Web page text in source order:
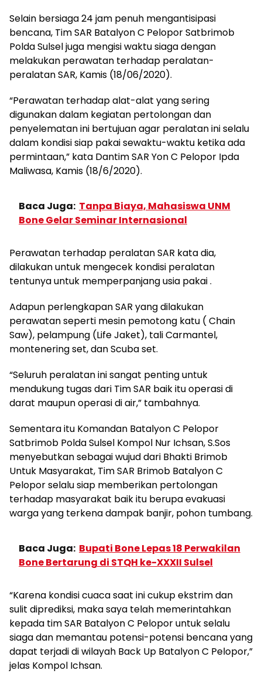
Selain bersiaga 24 jam penuh mengantisipasi
bencana, Tim SAR Batalyon C Pelopor Satbrimob
Polda Sulsel juga mengisi waktu siaga dengan
melakukan perawatan terhadap peralatan-
peralatan SAR, Kamis (18/06/2020).
“Perawatan terhadap alat-alat yang sering
digunakan dalam kegiatan pertolongan dan
penyelematan ini bertujuan agar peralatan ini selalu
dalam kondisi siap pakai sewaktu-waktu ketika ada
permintaan,” kata Dantim SAR Yon C Pelopor Ipda
Maliwasa, Kamis (18/6/2020).
Baca Juga: Tanpa Biaya, Mahasiswa UNM
Bone Gelar Seminar Internasional
Perawatan terhadap peralatan SAR kata dia,
dilakukan untuk mengecek kondisi peralatan
tentunya untuk memperpanjang usia pakai .
Adapun perlengkapan SAR yang dilakukan
perawatan seperti mesin pemotong katu ( Chain
Saw), pelampung (Life Jaket), tali Carmantel,
montenering set, dan Scuba set.
“Seluruh peralatan ini sangat penting untuk
mendukung tugas dari Tim SAR baik itu operasi di
darat maupun operasi di air,” tambahnya.
Sementara itu Komandan Batalyon C Pelopor
Satbrimob Polda Sulsel Kompol Nur Ichsan, S.Sos
menyebutkan sebagai wujud dari Bhakti Brimob
Untuk Masyarakat, Tim SAR Brimob Batalyon C
Pelopor selalu siap memberikan pertolongan
terhadap masyarakat baik itu berupa evakuasi
warga yang terkena dampak banjir, pohon tumbang.
Baca Juga: Bupati Bone Lepas 18 Perwakilan
Bone Bertarung di STQH ke-XXXII Sulsel
“Karena kondisi cuaca saat ini cukup ekstrim dan
sulit diprediksi, maka saya telah memerintahkan
kepada tim SAR Batalyon C Pelopor untuk selalu
siaga dan memantau potensi-potensi bencana yang
dapat terjadi di wilayah Back Up Batalyon C Pelopor,”
jelas Kompol Ichsan.